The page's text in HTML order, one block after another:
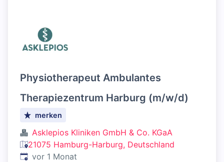
Physiotherapeut Ambulantes
Therapiezentrum Harburg (m/w/d)
merken
Asklepios Kliniken GmbH & Co. KGaA
21075 Hamburg-Harburg, Deutschland
Veröffentlicht:
vor 1 Monat